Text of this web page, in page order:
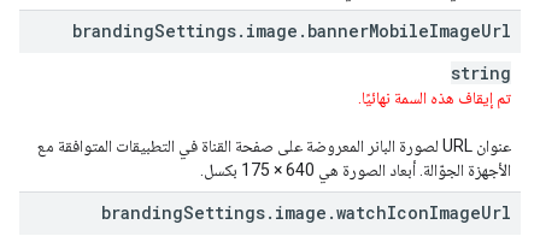
brandingSettings. image . bannerMobileImageUrl
string
تم إيقاف هذه السمة نهائيًا.
عنوان URL لصورة البانر المعروضة على صفحة القناة في التطبيقات المتوافقة مع
الأجهزة الجوّالة. أبعاد الصورة هي 640 × 175 بكسل.
brandingSettings. image .watchIconImageUrl